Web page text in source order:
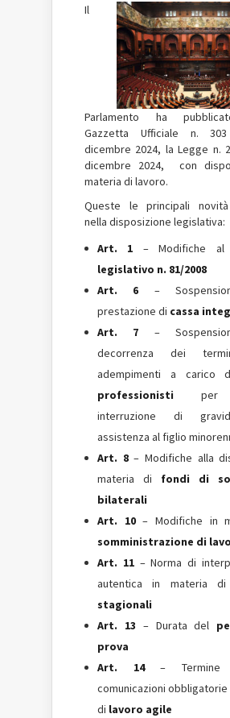
Il
Parlamento ha
Gazzetta Ufficiale n.
dicembre 2024, la Legge n.
dicembre 2024, con
materia di lavoro.
Queste le principali
nella disposizione legislativa:
Art. 1 – Modifiche al
legislativo n. 81/2008
Art. 6 –
prestazione di cassa
Art. 7 –
decorrenza dei
adempimenti a carico
professionisti per
interruzione di
assistenza al figlio
Art. 8– Modifiche alla
materia di fondi di
bilaterali
Art. 10– Modifiche in
somministrazione di
Art. 11– Norma di
autentica in materia di
stagionali
Art. 13 – Durata del
prova
Art. 14– Termine
comunicazioni obbligatorie
di lavoro agile